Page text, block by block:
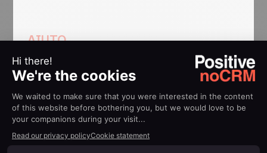
AIUTO
Guide
all’implementazione
Waalaxy
Integrare Waalaxy con noCRM.io
Scopri di più